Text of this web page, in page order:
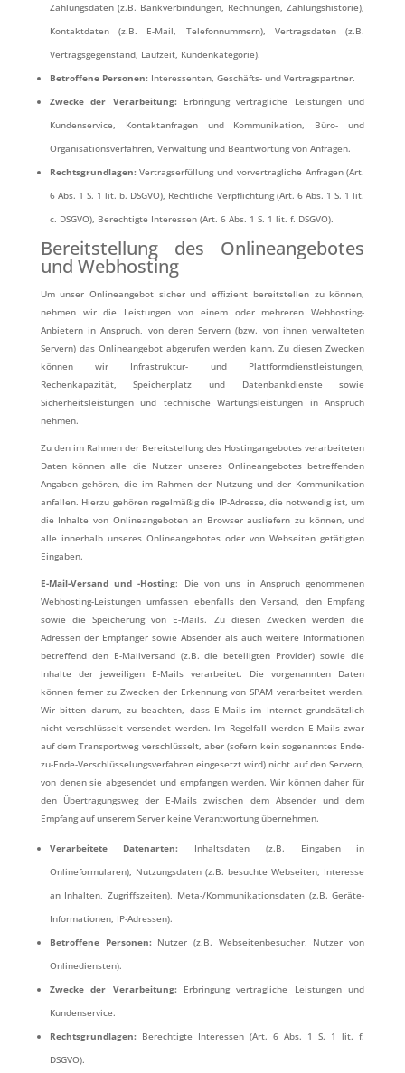
Zahlungsdaten (z.B. Bankverbindungen, Rechnungen, Zahlungshistorie),
Kontaktdaten (z.B. E-Mail, Telefonnummern), Vertragsdaten (z.B.
Vertragsgegenstand, Laufzeit, Kundenkategorie).
Betroffene Personen:Interessenten, Geschäfts- und Vertragspartner.
Zwecke der Verarbeitung:Erbringung vertragliche Leistungen und
Kundenservice, Kontaktanfragen und Kommunikation, Büro- und
Organisationsverfahren, Verwaltung und Beantwortung von Anfragen.
Rechtsgrundlagen:Vertragserfüllung und vorvertragliche Anfragen (Art.
6 Abs. 1 S. 1 lit. b. DSGVO), Rechtliche Verpflichtung (Art. 6 Abs. 1 S. 1 lit.
c. DSGVO), Berechtigte Interessen (Art. 6 Abs. 1 S. 1 lit. f. DSGVO).
Bereitstellung des Onlineangebotes
und Webhosting
Um unser Onlineangebot sicher und effizient bereitstellen zu können,
nehmen wir die Leistungen von einem oder mehreren Webhosting-
Anbietern in Anspruch, von deren Servern (bzw. von ihnen verwalteten
Servern) das Onlineangebot abgerufen werden kann. Zu diesen Zwecken
können wir Infrastruktur- und Plattformdienstleistungen,
Rechenkapazität, Speicherplatz und Datenbankdienste sowie
Sicherheitsleistungen und technische Wartungsleistungen in Anspruch
nehmen.
Zu den im Rahmen der Bereitstellung des Hostingangebotes verarbeiteten
Daten können alle die Nutzer unseres Onlineangebotes betreffenden
Angaben gehören, die im Rahmen der Nutzung und der Kommunikation
anfallen. Hierzu gehören regelmäßig die IP-Adresse, die notwendig ist, um
die Inhalte von Onlineangeboten an Browser ausliefern zu können, und
alle innerhalb unseres Onlineangebotes oder von Webseiten getätigten
Eingaben.
E-Mail-Versand und -Hosting: Die von uns in Anspruch genommenen
Webhosting-Leistungen umfassen ebenfalls den Versand, den Empfang
sowie die Speicherung von E-Mails. Zu diesen Zwecken werden die
Adressen der Empfänger sowie Absender als auch weitere Informationen
betreffend den E-Mailversand (z.B. die beteiligten Provider) sowie die
Inhalte der jeweiligen E-Mails verarbeitet. Die vorgenannten Daten
können ferner zu Zwecken der Erkennung von SPAM verarbeitet werden.
Wir bitten darum, zu beachten, dass E-Mails im Internet grundsätzlich
nicht verschlüsselt versendet werden. Im Regelfall werden E-Mails zwar
auf dem Transportweg verschlüsselt, aber (sofern kein sogenanntes Ende-
zu-Ende-Verschlüsselungsverfahren eingesetzt wird) nicht auf den Servern,
von denen sie abgesendet und empfangen werden. Wir können daher für
den Übertragungsweg der E-Mails zwischen dem Absender und dem
Empfang auf unserem Server keine Verantwortung übernehmen.
Verarbeitete Datenarten: Inhaltsdaten (z.B. Eingaben in
Onlineformularen), Nutzungsdaten (z.B. besuchte Webseiten, Interesse
an Inhalten, Zugriffszeiten), Meta-/Kommunikationsdaten (z.B. Geräte-
Informationen, IP-Adressen).
Betroffene Personen:Nutzer (z.B. Webseitenbesucher, Nutzer von
Onlinediensten).
Zwecke der Verarbeitung:Erbringung vertragliche Leistungen und
Kundenservice.
Rechtsgrundlagen:Berechtigte Interessen (Art. 6 Abs. 1 S. 1 lit. f.
DSGVO).